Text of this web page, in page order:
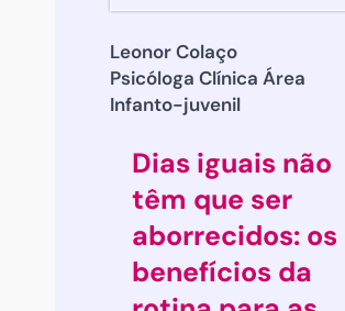
Leonor Colaço
Psicóloga Clínica Área
Infanto-juvenil
Dias iguais não
têm que ser
aborrecidos: os
benefícios da